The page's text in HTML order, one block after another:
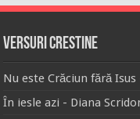
Versuri Crestine
Nu este Crăciun fără
În iesle azi - Diana